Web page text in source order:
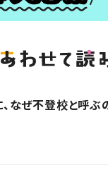
なぜ不登校と呼